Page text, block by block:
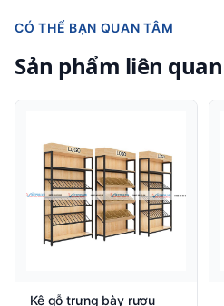
CÓ THỂ BẠN QUAN TÂM
Sản phẩm liên quan
Kệ gỗ trưng bày rượu